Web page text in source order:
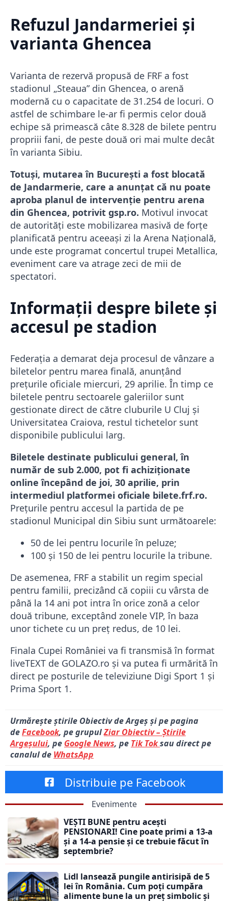
Refuzul Jandarmeriei și
varianta Ghencea
Varianta de rezervă propusă de FRF a fost
stadionul „Steaua” din Ghencea, o arenă
modernă cu o capacitate de 31.254 de locuri. O
astfel de schimbare le-ar fi permis celor două
echipe să primească câte 8.328 de bilete pentru
propriii fani, de peste două ori mai multe decât
în varianta Sibiu.
Totuși, mutarea în București a fost blocată
de Jandarmerie, care a anunțat că nu poate
aproba planul de intervenție pentru arena
din Ghencea, potrivit gsp.ro. Motivul invocat
de autorități este mobilizarea masivă de forțe
planificată pentru aceeași zi la Arena Națională,
unde este programat concertul trupei Metallica,
eveniment care va atrage zeci de mii de
spectatori.
Informații despre bilete și
accesul pe stadion
Federația a demarat deja procesul de vânzare a
biletelor pentru marea finală, anunțând
prețurile oficiale miercuri, 29 aprilie. În timp ce
biletele pentru sectoarele galeriilor sunt
gestionate direct de către cluburile U Cluj și
Universitatea Craiova, restul tichetelor sunt
disponibile publicului larg.
Biletele destinate publicului general, în
număr de sub 2.000, pot fi achiziționate
online începând de joi, 30 aprilie, prin
intermediul platformei oficiale bilete.frf.ro.
Prețurile pentru accesul la partida de pe
stadionul Municipal din Sibiu sunt următoarele:
50 de lei pentru locurile în peluze;
100 și 150 de lei pentru locurile la tribune.
De asemenea, FRF a stabilit un regim special
pentru familii, precizând că copiii cu vârsta de
până la 14 ani pot intra în orice zonă a celor
două tribune, exceptând zonele VIP, în baza
unor tichete cu un preț redus, de 10 lei.
Finala Cupei României va fi transmisă în format
liveTEXT de GOLAZO.ro și va putea fi urmărită în
direct pe posturile de televiziune Digi Sport 1 și
Prima Sport 1.
Urmărește știrile Obiectiv de Argeș și pe pagina
deFacebook, pe grupulZiar Obiectiv – Știrile
Argeșului, pe Google News, pe Tik Toksau direct pe
canalul de WhatsApp
Distribuie pe Facebook
Evenimente
VEȘTI BUNE pentru acești
PENSIONARI! Cine poate primi a 13-a
și a 14-a pensie și ce trebuie făcut în
septembrie?
Lidl lansează pungile antirisipă de 5
lei în România. Cum poți cumpăra
alimente bune la un preț simbolic și